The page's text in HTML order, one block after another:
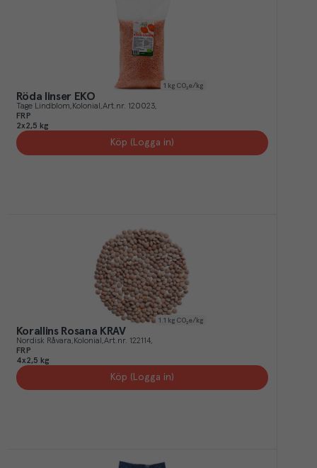
1 kg CO₂e/kg
Röda linser EKO
Tage Lindblom Kolonial Art.nr. 120023
FRP
2x2,5 kg
Köp (Logga in)
1.1 kg CO₂e/kg
Korallins Rosana KRAV
Nordisk Råvara Kolonial Art.nr. 122114
FRP
4x2,5 kg
Köp (Logga in)